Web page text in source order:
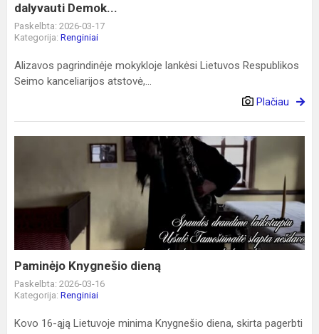
dalyvauti Demok...
Paskelbta: 2026-03-17
Kategorija: Renginiai
Alizavos pagrindinėje mokykloje lankėsi Lietuvos Respublikos
Seimo kanceliarijos atstovė,...
Plačiau
Paminėjo Knygnešio dieną
Paskelbta: 2026-03-16
Kategorija: Renginiai
Kovo 16-ąją Lietuvoje minima Knygnešio diena, skirta pagerbti